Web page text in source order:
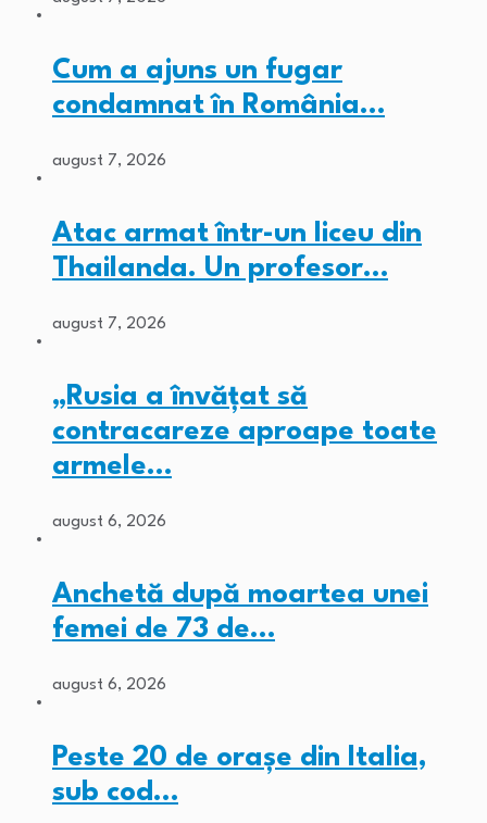
Cum a ajuns un fugar
condamnat în România…
august 7, 2026
Atac armat într-un liceu din
Thailanda. Un profesor…
august 7, 2026
„Rusia a învățat să
contracareze aproape toate
armele…
august 6, 2026
Anchetă după moartea unei
femei de 73 de…
august 6, 2026
Peste 20 de orașe din Italia,
sub cod…